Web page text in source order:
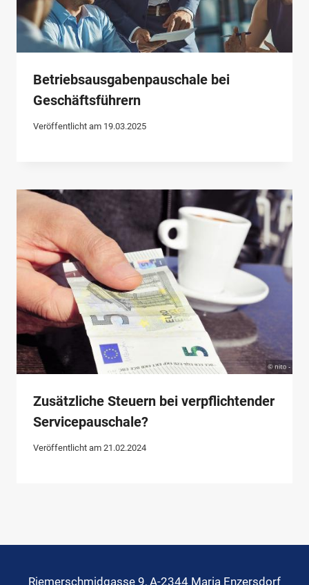
Betriebsausgabenpauschale bei
Geschäftsführern
Veröffentlicht am 19.03.2025
Zusätzliche Steuern bei verpflichtender
Servicepauschale?
Veröffentlicht am 21.02.2024
Riemerschmidgasse 9, A-2344 Maria Enzersdorf